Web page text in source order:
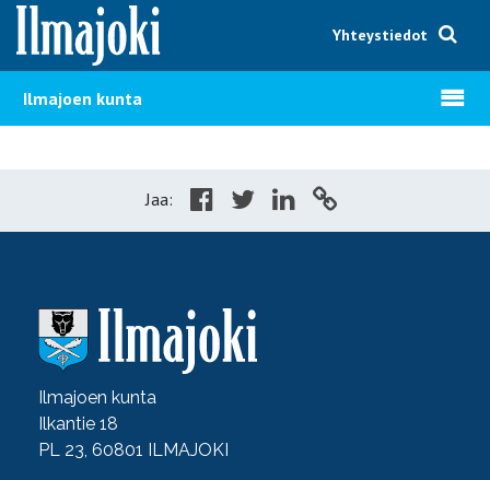
Hyppää sisältöön
Yhteystiedot
Ilmajoen kunta Avaa
Jaa:
Ilmajoen kunta
Ilkantie 18
PL 23, 60801 ILMAJOKI